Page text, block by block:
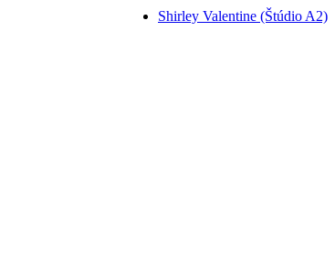
Shirley Valentine (Štúdio A2)